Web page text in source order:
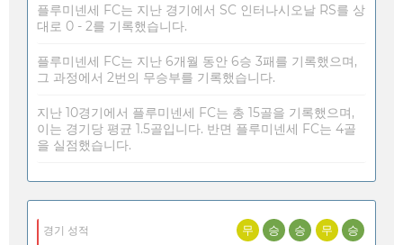
플루미넨세 FC는 지난 경기에서 SC 인터나시오날 RS를 상
대로 0 - 2를 기록했습니다.
플루미넨세 FC는 지난 6개월 동안 6승 3패를 기록했으며,
그 과정에서 2번의 무승부를 기록했습니다.
지난 10경기에서 플루미넨세 FC는 총 15골을 기록했으며,
이는 경기당 평균 1.5골입니다. 반면 플루미넨세 FC는 4골
을 실점했습니다.
경기 성적 무 승 승 무 승